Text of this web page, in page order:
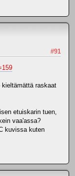
#91
raskaat
etuiskarin tuen,
vaa'assa?
kuvissa kuten